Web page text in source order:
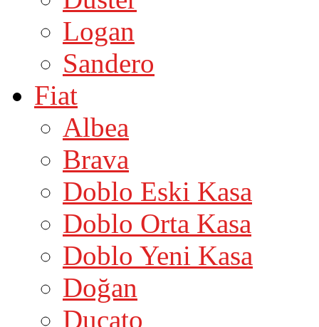
Logan
Sandero
Fiat
Albea
Brava
Doblo Eski Kasa
Doblo Orta Kasa
Doblo Yeni Kasa
Doğan
Ducato